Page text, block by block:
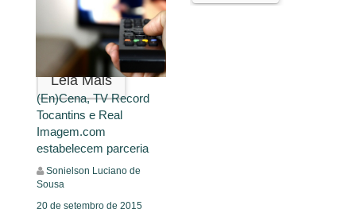
Destaque, Narrativas,
Leia Mais
(En)Cena, TV Record
Tocantins e Real
Imagem.com
estabelecem parceria
Sonielson Luciano de
Sousa
20 de setembro de 2015